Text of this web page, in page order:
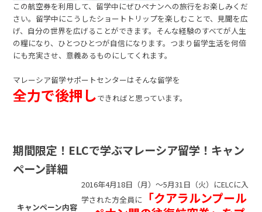
この航空券を利用して、留学中にぜひペナンへの旅行をお楽しみくだ
さい。留学中にこうしたショートトリップを楽しむことで、見聞を広
げ、自分の世界を広げることができます。そんな経験のすべてが人生
の糧になり、ひとつひとつが自信になります。つまり留学生活を何倍
にも充実させ、意義あるものにしてくれます。
マレーシア留学サポートセンターはそんな留学を
全力で後押しできればと思っています。
期間限定！ELCで学ぶマレーシア留学！キャン
ペーン詳細
キャンペーン内容
2016年4月18日（月）～5月31日（火）にELCに入
学された方全員に
「クアラルンプール